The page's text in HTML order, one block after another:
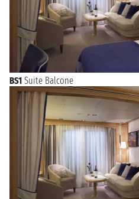
BS1 Suite Balcone